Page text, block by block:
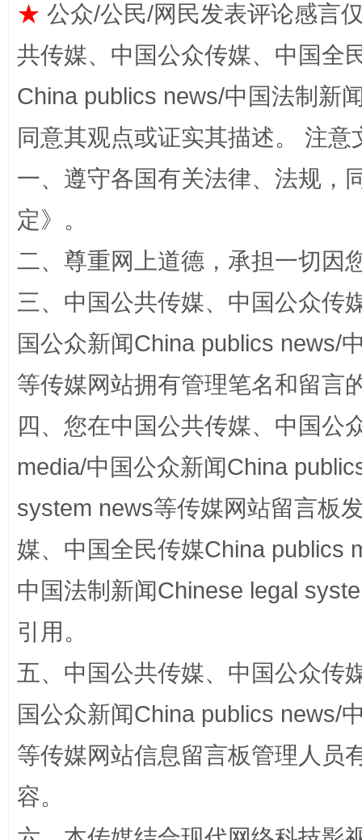
镜头丨大暑三秋近 山西：
如何以同查同治破解风腐交织难题 养老服
★ 公众/公民/网民发表评论感言
共传媒、中国公众传媒、中国全
China publics news/中国法制新
同意其观点或证实其描述。 注
一、遵守各国有关法律、法规，
定》。
二、尊重网上道德，承担一切因
三、中国公共传媒、中国公众传
国公众新闻China publics news/
等传媒网站拥有管理笔名和留言
四、您在中国公共传媒、中国公
media/中国公众新闻China
system news等传媒网站留言板
媒、中国全民传媒China publics
中国法制新闻Chinese legal
引用。
五、中国公共传媒、中国公众传
国公众新闻China publics news/
等传媒网站信息留言板管理人员
容。